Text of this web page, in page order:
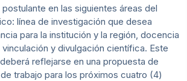
en las siguientes áreas del
línea de investigación que desea
para la institución y la región, docencia
y divulgación científica. Este
reflejarse en una propuesta de
trabajo para los próximos cuatro (4)